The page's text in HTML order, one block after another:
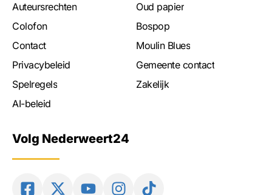
Auteursrechten
Colofon
Contact
Privacybeleid
Spelregels
AI-beleid
Oud papier
Bospop
Moulin Blues
Gemeente contact
Zakelijk
Volg Nederweert24